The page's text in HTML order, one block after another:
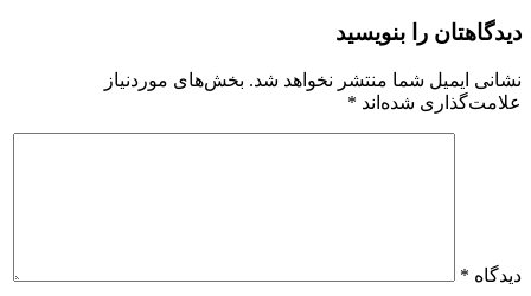
دیدگاهتان را بنویسید
نشانی ایمیل شما منتشر نخواهد شد. بخش‌های موردنیاز
علامت‌گذاری شده‌اند *
دیدگاه *